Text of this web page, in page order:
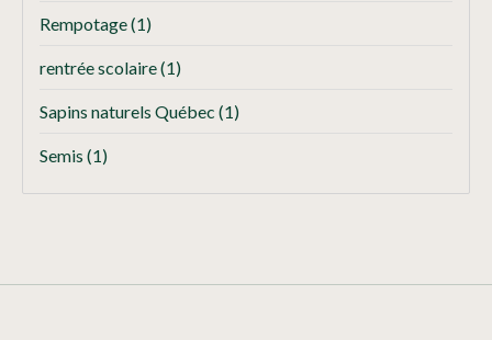
Rempotage(1)
rentrée scolaire(1)
Sapins naturels Québec (1)
Semis (1)